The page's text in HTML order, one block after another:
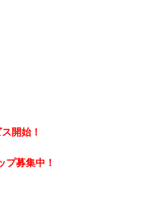
開始！
募集中！